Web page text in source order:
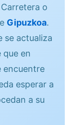
o
Gipuzkoa.
se actualiza
que en
encuentre
esperar a
a su